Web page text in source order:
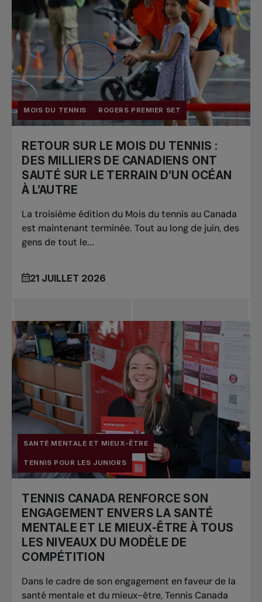
professionnel
Redéfinir le jeu
Tournois
nationaux
MOIS DU TENNIS ROGERS PREMIER SET
RETOUR SUR LE MOIS DU TENNIS :
DES MILLIERS DE CANADIENS ONT
SAUTÉ SUR LE TERRAIN D’UN OCÉAN
À L’AUTRE
La troisième édition du Mois du tennis au Canada
est maintenant terminée. Tout au long de juin, des
gens de tout le...
21 JUILLET 2026
SANTÉ MENTALE ET MIEUX-ÊTRE
TENNIS POUR LES JUNIORS
TENNIS CANADA RENFORCE SON
ENGAGEMENT ENVERS LA SANTÉ
MENTALE ET LE MIEUX-ÊTRE À TOUS
LES NIVEAUX DU MODÈLE DE
COMPÉTITION
Dans le cadre de son engagement en faveur de la
santé mentale et du mieux-être, Tennis Canada